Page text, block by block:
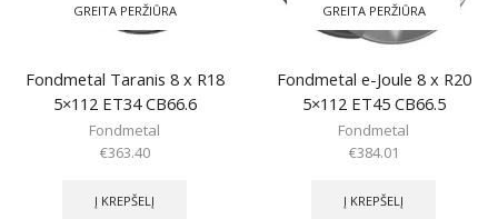
GREITA PERŽIŪRA
Fondmetal Taranis 8 x R18
5×112 ET34 CB66.6
Fondmetal
€363.40
Į KREPŠELĮ
GREITA PERŽIŪRA
Fondmetal e-Joule 8 x R20
5×112 ET45 CB66.5
Fondmetal
€384.01
Į KREPŠELĮ